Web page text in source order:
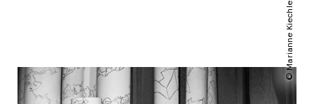
© Marianne Kiechle